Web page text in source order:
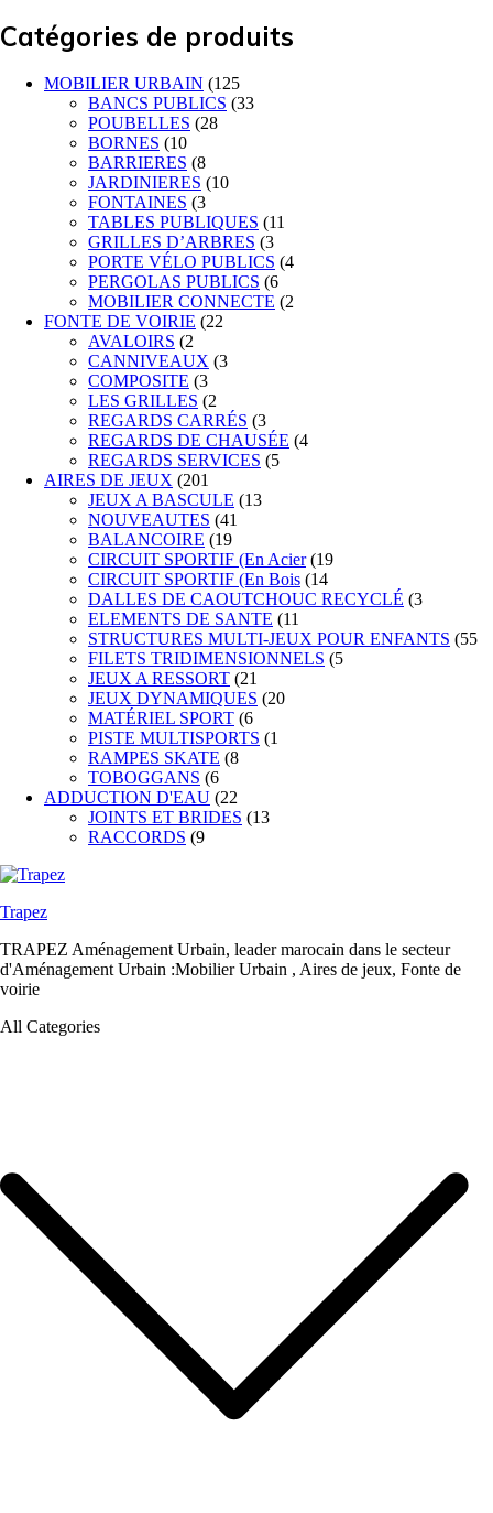
Catégories de produits
MOBILIER URBAIN (125
BANCS PUBLICS (33
POUBELLES (28
BORNES (10
BARRIERES (8
JARDINIERES (10
FONTAINES (3
TABLES PUBLIQUES (11
GRILLES D’ARBRES (3
PORTE VÉLO PUBLICS (4
PERGOLAS PUBLICS (6
MOBILIER CONNECTE (2
FONTE DE VOIRIE (22
AVALOIRS (2
CANNIVEAUX (3
COMPOSITE (3
LES GRILLES (2
REGARDS CARRÉS (3
REGARDS DE CHAUSÉE (4
REGARDS SERVICES (5
AIRES DE JEUX (201
JEUX A BASCULE (13
NOUVEAUTES (41
BALANCOIRE (19
CIRCUIT SPORTIF (En Acier (19
CIRCUIT SPORTIF (En Bois (14
DALLES DE CAOUTCHOUC RECYCLÉ (3
ELEMENTS DE SANTE (11
STRUCTURES MULTI-JEUX POUR ENFANTS (55
FILETS TRIDIMENSIONNELS (5
JEUX A RESSORT (21
JEUX DYNAMIQUES (20
MATÉRIEL SPORT (6
PISTE MULTISPORTS (1
RAMPES SKATE (8
TOBOGGANS (6
ADDUCTION D'EAU (22
JOINTS ET BRIDES (13
RACCORDS (9
Trapez
TRAPEZ Aménagement Urbain, leader marocain dans le secteur
d'Aménagement Urbain :Mobilier Urbain , Aires de jeux, Fonte de
voirie
All Categories